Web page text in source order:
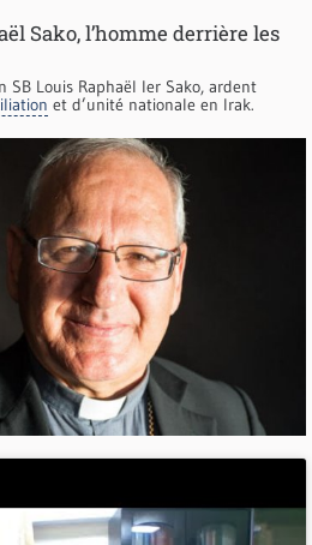
Sako, l’homme derrière les
Louis Raphaël Ier Sako, ardent
et d’unité nationale en Irak.